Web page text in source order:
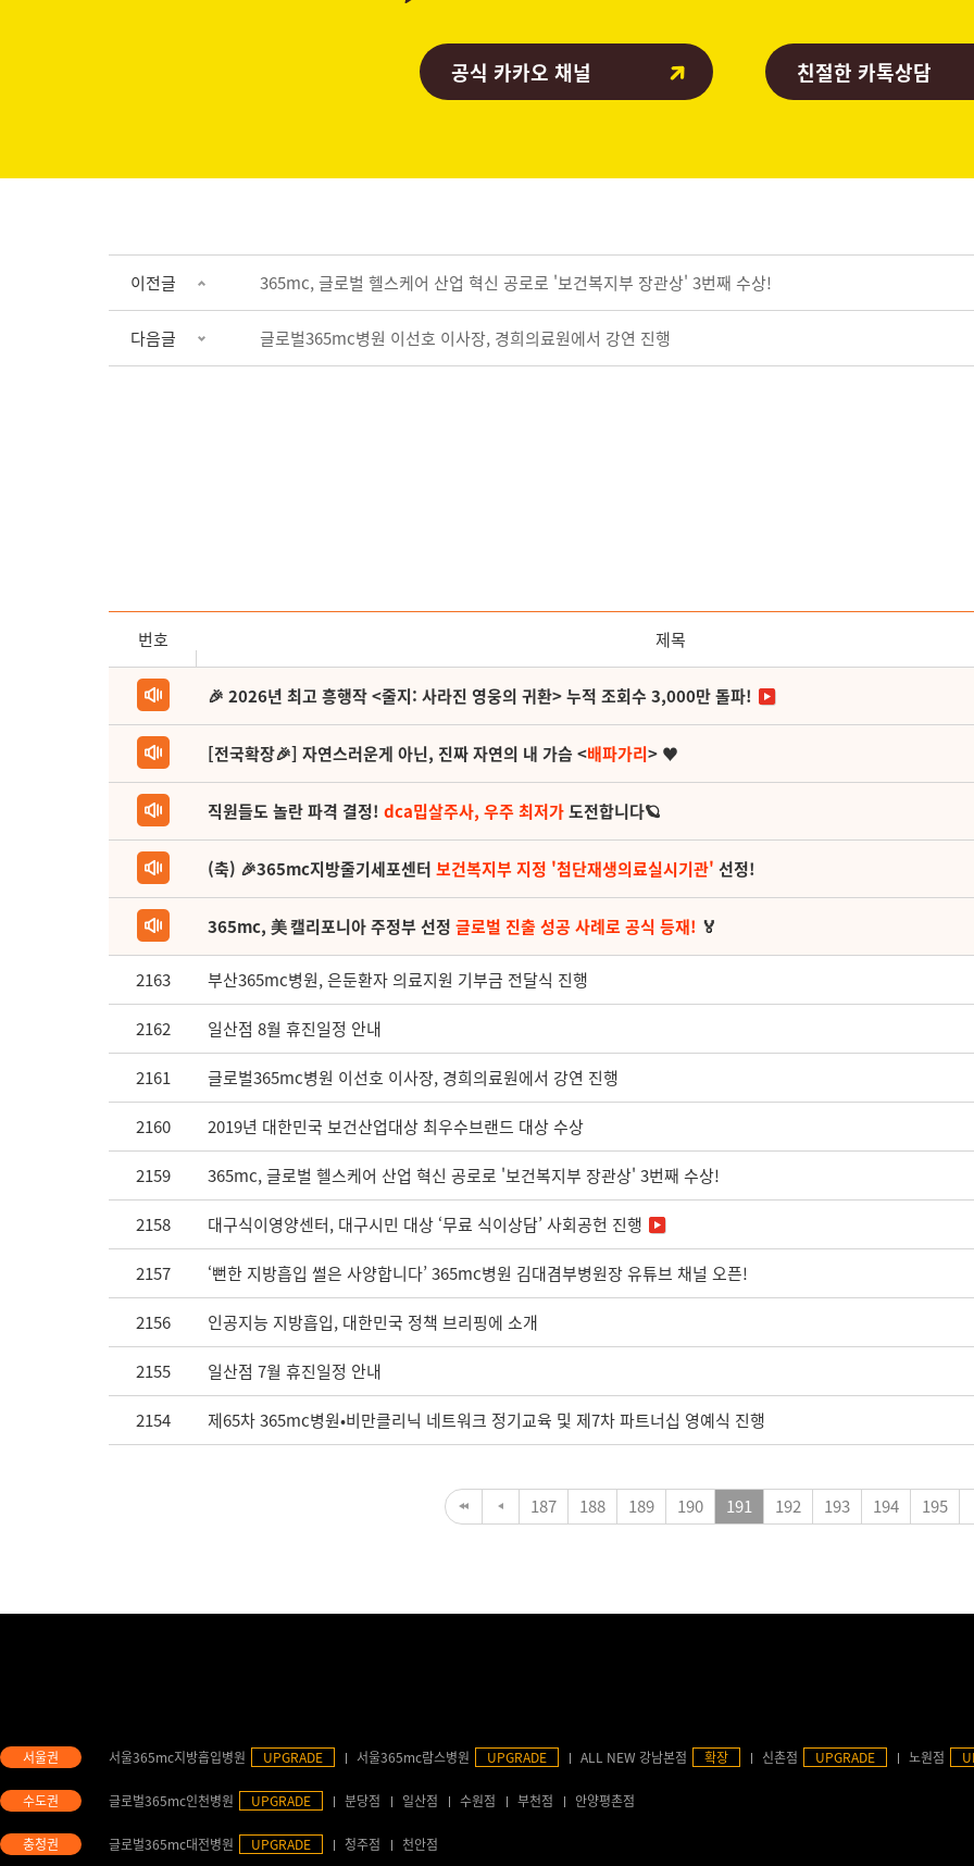
공식 카카오 채널 친절한 카톡상담
이전글 365mc, 글로벌 헬스케어 산업 혁신 공로로 '보건복지부 장관상' 3번째 수상!
다음글 글로벌365mc병원 이선호 이사장, 경희의료원에서 강연 진행
번호 제목
🎉 2026년 최고 흥행작 <줄지: 사라진 영웅의 귀환> 누적 조회수 3,000만 돌파!
[전국확장🎉] 자연스러운게 아닌, 진짜 자연의 내 가슴 <배파가리> ♥
직원들도 놀란 파격 결정! dca밉살주사, 우주 최저가도전합니다🪐
(축) 🎉365mc지방줄기세포센터 보건복지부 지정 '첨단재생의료실시기관' 선정!
365mc, 美 캘리포니아 주정부 선정 글로벌 진출 성공 사례로 공식 등재! 🏅
2163 부산365mc병원, 은둔환자 의료지원 기부금 전달식 진행
2162 일산점 8월 휴진일정 안내
2161 글로벌365mc병원 이선호 이사장, 경희의료원에서 강연 진행
2160 2019년 대한민국 보건산업대상 최우수브랜드 대상 수상
2159 365mc, 글로벌 헬스케어 산업 혁신 공로로 '보건복지부 장관상' 3번째 수상!
2158 대구식이영양센터, 대구시민 대상 ‘무료 식이상담’ 사회공헌 진행
2157 ‘뻔한 지방흡입 썰은 사양합니다’ 365mc병원 김대겸부병원장 유튜브 채널 오픈!
2156 인공지능 지방흡입, 대한민국 정책 브리핑에 소개
2155 일산점 7월 휴진일정 안내
2154 제65차 365mc병원•비만클리닉 네트워크 정기교육 및 제7차 파트너십 영예식 진행
187 188 189 190 191 192 193 194 195
서울365mc지방흡입병원 UPGRADE 서울365mc람스병원 UPGRADE ALL NEW 강남본점 확장 신촌점 UPGRADE 노원점
글로벌365mc인천병원 UPGRADE 분당점 일산점 수원점 부천점 안양평촌점
글로벌365mc대전병원 UPGRADE 청주점 천안점